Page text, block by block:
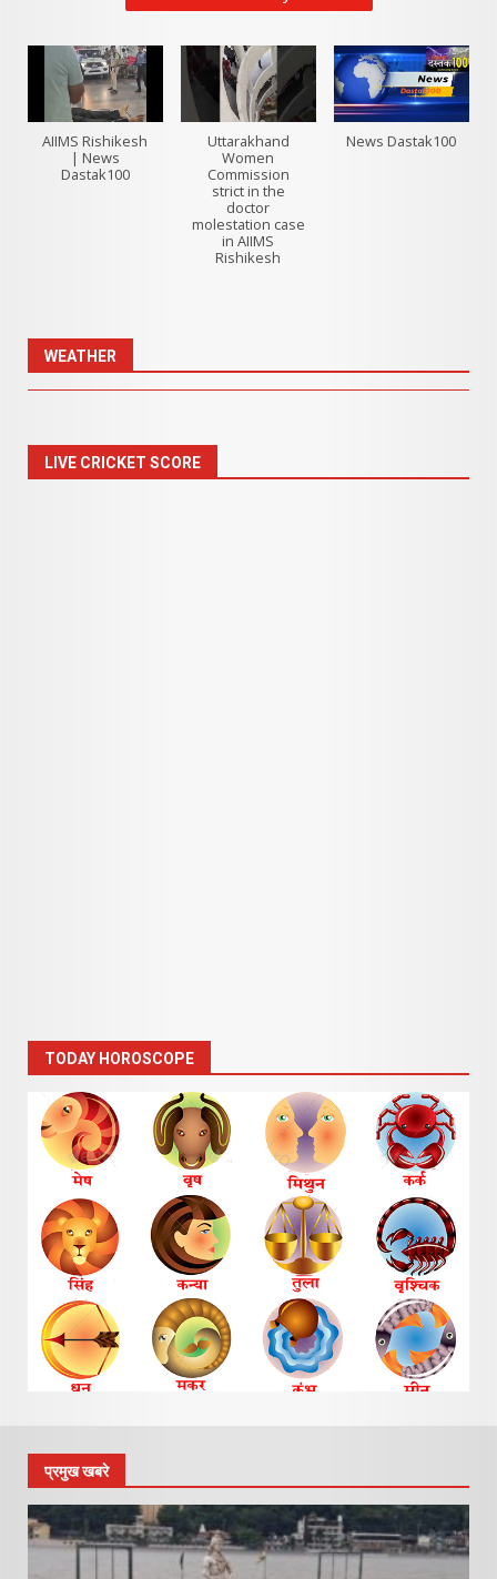
AIIMS Rishikesh
| News
Dastak100
Uttarakhand
Women
Commission
strict in the
doctor
molestation case
in AIIMS
Rishikesh
News Dastak100
WEATHER
LIVE CRICKET SCORE
TODAY HOROSCOPE
प्रमुख खबरे